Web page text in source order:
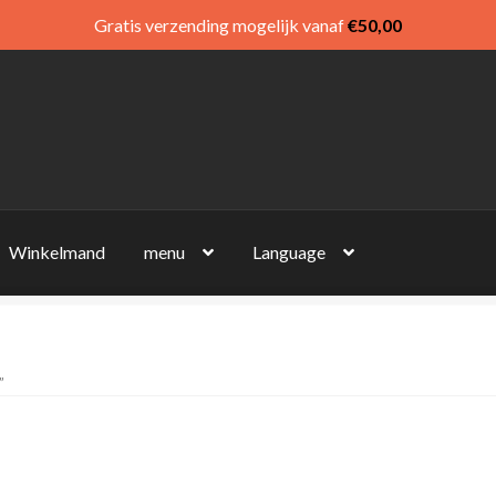
Winkelmand menu Language
Gratis verzending mogelijk vanaf€50,00